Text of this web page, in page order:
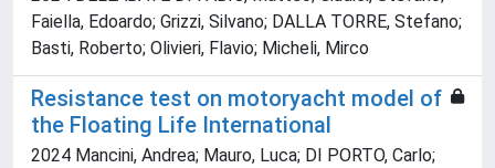
Faiella, Edoardo; Grizzi, Silvano; DALLA TORRE, Stefano;
Basti, Roberto; Olivieri, Flavio; Micheli, Mirco
Resistance test on motoryacht model of
the Floating Life International
2024 Mancini, Andrea; Mauro, Luca; DI PORTO, Carlo;